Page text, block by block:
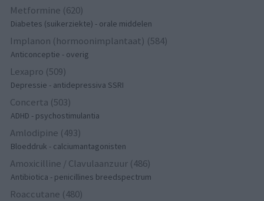
Metformine (620)
Diabetes (suikerziekte) - orale middelen
Implanon (hormoonimplantaat) (584)
Anticonceptie - overig
Lexapro (509)
Depressie - antidepressiva SSRI
Concerta (503)
ADHD - psychostimulantia
Amlodipine (493)
Bloeddruk - calciumantagonisten
Amoxicilline / Clavulaanzuur (486)
Antibiotica - penicillines breedspectrum
Roaccutane (480)